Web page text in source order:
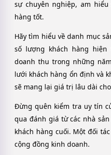
sự chuyên nghiệp, am
hàng tốt.
Hãy tìm hiểu về danh mục
số lượng khách hàng
doanh thu trong những
lưới khách hàng ổn định và
sẽ mang lại giá trị lâu dài
Đừng quên kiểm tra uy tín
qua đánh giá từ các nhà
khách hàng cuối. Một đối
cộng đồng kinh doanh.